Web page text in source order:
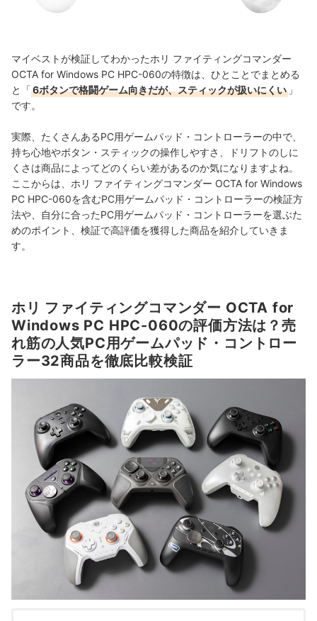
マイベストが検証してわかったホリ ファイティングコマンダー
OCTA for Windows PC HPC-060の特徴は、ひとことでまとめる
と「6ボタンで格闘ゲーム向きだが、スティックが扱いにくい 」
です。
実際、たくさんあるPC用ゲームパッド・コントローラーの中で、
持ち心地やボタン・スティックの操作しやすさ、ドリフトのしに
くさは商品によってどのくらい差があるのか気になりますよね。
ここからは、ホリ ファイティングコマンダー OCTA for Windows
PC HPC-060を含むPC用ゲームパッド・コントローラーの検証方
法や、自分に合ったPC用ゲームパッド・コントローラーを選ぶた
めのポイント、検証で高評価を獲得した商品を紹介していきま
す。
ホリ ファイティングコマンダー OCTA for
Windows PC HPC-060の評価方法は？売
れ筋の人気PC用ゲームパッド・コントロー
ラー32商品を徹底比較検証